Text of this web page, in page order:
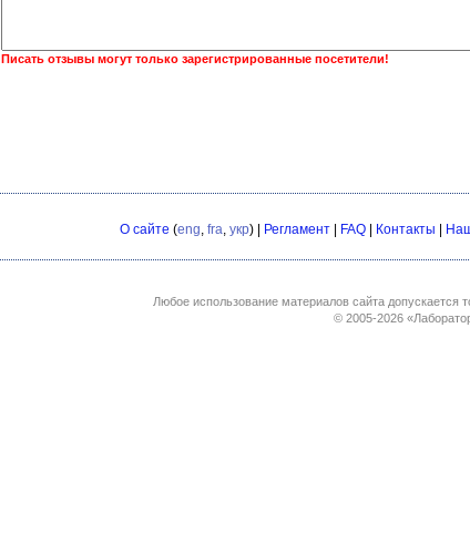
Писать отзывы могут только зарегистрированные посетители!
О сайте (eng, fra, укр) | Регламент FAQ Контакты
Любое использование материалов сайта допускается
© 2005-2026